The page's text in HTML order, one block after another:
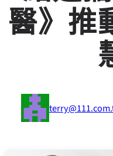
醫》推